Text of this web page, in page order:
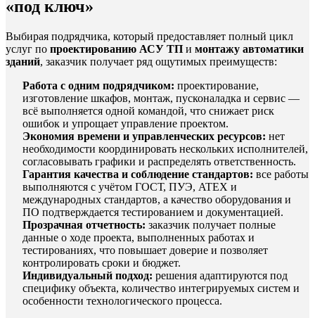
«под ключ»
Выбирая подрядчика, который предоставляет полный цикл
услуг по проектированию АСУ ТП и монтажу автоматики
зданий, заказчик получает ряд ощутимых преимуществ:
Работа с одним подрядчиком: проектирование,
изготовление шкафов, монтаж, пусконаладка и сервис —
всё выполняется одной командой, что снижает риск
ошибок и упрощает управление проектом.
Экономия времени и управленческих ресурсов: нет
необходимости координировать нескольких исполнителей,
согласовывать графики и распределять ответственность.
Гарантия качества и соблюдение стандартов: все работы
выполняются с учётом ГОСТ, ПУЭ, ATEX и
международных стандартов, а качество оборудования и
ПО подтверждается тестированием и документацией.
Прозрачная отчетность: заказчик получает полные
данные о ходе проекта, выполненных работах и
тестированиях, что повышает доверие и позволяет
контролировать сроки и бюджет.
Индивидуальный подход: решения адаптируются под
специфику объекта, количество интегрируемых систем и
особенности технологического процесса.